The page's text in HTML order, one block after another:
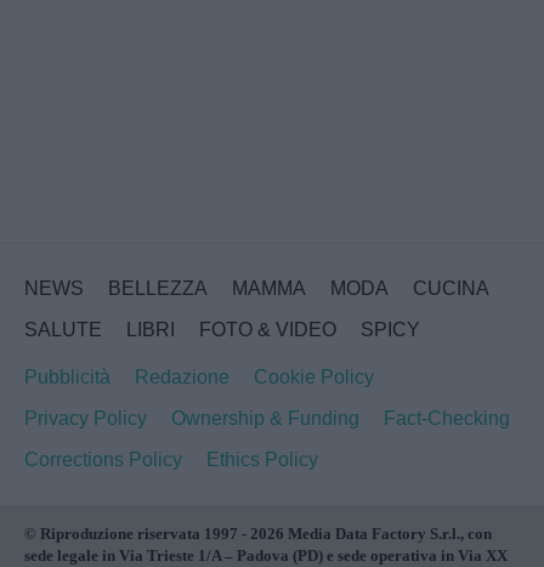
NEWS BELLEZZA MAMMA MODA
CUCINA
SALUTE
LIBRI FOTO & VIDEO SPICY
Pubblicità Redazione
Cookie Policy
Privacy Policy
Ownership & Funding
Fact-Checking
Corrections Policy
Ethics Policy
© Riproduzione riservata 1997 - 2026 Media Data Factory S.r.l., con
sede legale in Via Trieste 1/A – Padova (PD) e sede operativa in Via XX